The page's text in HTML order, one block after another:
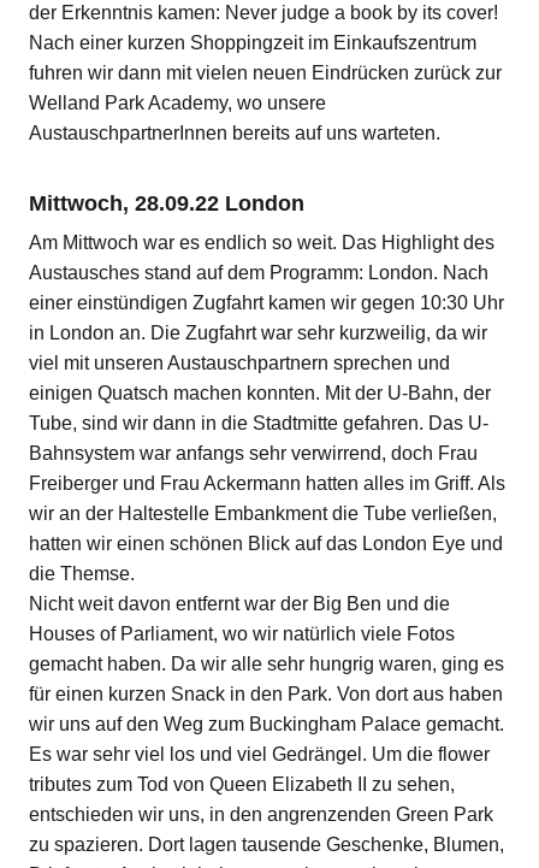
der Erkenntnis kamen: Never judge a book by its cover!
Nach einer kurzen Shoppingzeit im Einkaufszentrum
fuhren wir dann mit vielen neuen Eindrücken zurück zur
Welland Park Academy, wo unsere
AustauschpartnerInnen bereits auf uns warteten.
Mittwoch, 28.09.22 London
Am Mittwoch war es endlich so weit. Das Highlight des
Austausches stand auf dem Programm: London. Nach
einer einstündigen Zugfahrt kamen wir gegen 10:30 Uhr
in London an. Die Zugfahrt war sehr kurzweilig, da wir
viel mit unseren Austauschpartnern sprechen und
einigen Quatsch machen konnten. Mit der U-Bahn, der
Tube, sind wir dann in die Stadtmitte gefahren. Das U-
Bahnsystem war anfangs sehr verwirrend, doch Frau
Freiberger und Frau Ackermann hatten alles im Griff. Als
wir an der Haltestelle Embankment die Tube verließen,
hatten wir einen schönen Blick auf das London Eye und
die Themse.
Nicht weit davon entfernt war der Big Ben und die
Houses of Parliament, wo wir natürlich viele Fotos
gemacht haben. Da wir alle sehr hungrig waren, ging es
für einen kurzen Snack in den Park. Von dort aus haben
wir uns auf den Weg zum Buckingham Palace gemacht.
Es war sehr viel los und viel Gedrängel. Um die flower
tributes zum Tod von Queen Elizabeth II zu sehen,
entschieden wir uns, in den angrenzenden Green Park
zu spazieren. Dort lagen tausende Geschenke, Blumen,